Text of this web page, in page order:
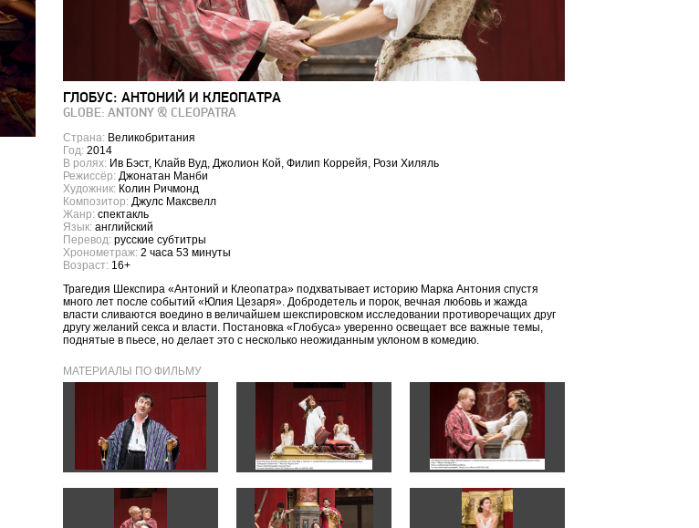
ГЛОБУС: АНТОНИЙ И КЛЕОПАТРА
GLOBE: ANTONY & CLEOPATRA
Страна: Великобритания
Год: 2014
В ролях: Ив Бэст, Клайв Вуд, Джолион Кой, Филип Коррейя, Рози Хиляль
Режиссёр: Джонатан Манби
Художник: Колин Ричмонд
Композитор: Джулс Максвелл
Жанр: спектакль
Язык: английский
Перевод: русские субтитры
Хронометраж: 2 часа 53 минуты
Возраст: 16+
Трагедия Шекспира «Антоний и Клеопатра» подхватывает историю Марка Антония спустя
много лет после событий «Юлия Цезаря». Добродетель и порок, вечная любовь и жажда
власти сливаются воедино в величайшем шекспировском исследовании противоречащих друг
другу желаний секса и власти. Постановка «Глобуса» уверенно освещает все важные темы,
поднятые в пьесе, но делает это с несколько неожиданным уклоном в комедию.
МАТЕРИАЛЫ ПО ФИЛЬМУ